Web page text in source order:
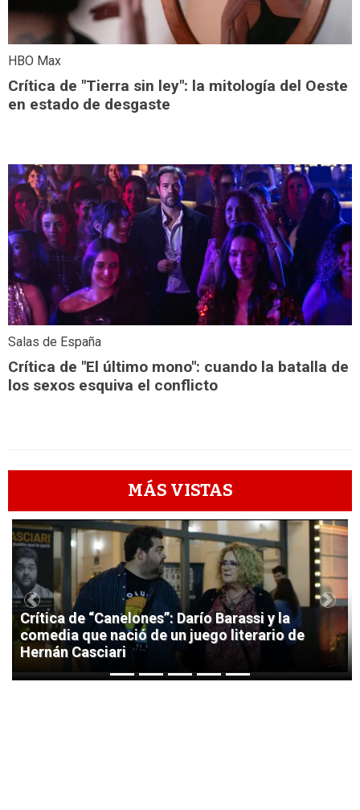
HBO Max
Crítica de "Tierra sin ley": la mitología del Oeste
en estado de desgaste
Salas de España
Crítica de "El último mono": cuando la batalla de
los sexos esquiva el conflicto
MÁS VISTAS
1
Crítica de “Canelones”: Darío Barassi y la
comedia que nació de un juego literario de
Hernán Casciari
Previous Next